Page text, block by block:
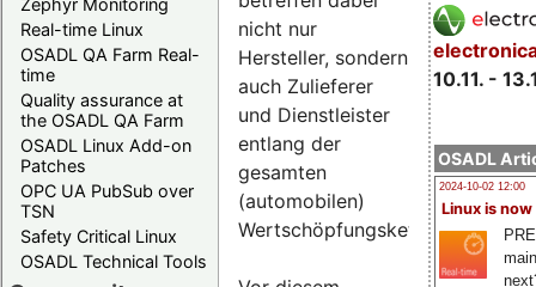
Real-time Linux
OSADL QA Farm Real-
time
Quality assurance at
the OSADL QA Farm
OSADL Linux Add-on
Patches
OPC UA PubSub over
TSN
Safety Critical Linux
OSADL Technical Tools
10.11. -
OSADL
2024-10-02 12:00
Linux is now
nicht nur
Hersteller, sondern
auch Zulieferer
und Dienstleister
entlang der
gesamten
(automobilen)
Wertschöpfungskette.